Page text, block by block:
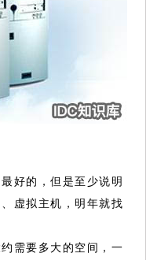
好的，但是至少说明
虚拟主机，明年就找
需要多大的空间，一